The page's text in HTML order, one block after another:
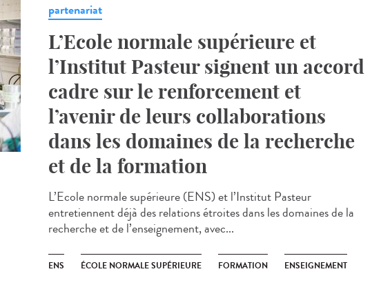
partenariat
L’Ecole normale supérieure et
l’Institut Pasteur signent un accord
cadre sur le renforcement et
l’avenir de leurs collaborations
dans les domaines de la recherche
et de la formation
L’Ecole normale supérieure (ENS) et l’Institut Pasteur
entretiennent déjà des relations étroites dans les domaines de la
recherche et de l’enseignement, avec...
ENS ÉCOLE NORMALE SUPÉRIEURE FORMATION ENSEIGNEMENT